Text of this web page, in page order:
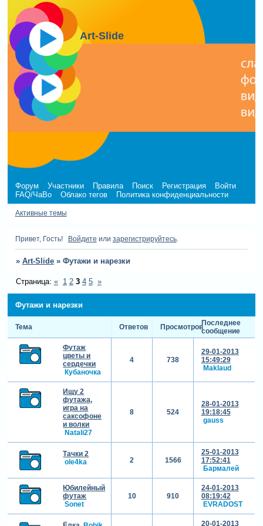
Art-Slide
Форум Участники Правила Поиск Регистрация
Войти
FAQ/ЧаВо
Облако тегов Политика конфиденциальности
Активные темы
Привет, Гость! Войдите или зарегистрируйтесь.
» Art-Slide » Футажи и нарезки
Футажи и нарезки
Страница: « 1 2 3 4 5 »
Тема Ответов ПросмотровПоследнее
сообщение
Футаж
цветы и
сердечки
Кубаночка
4 738
29-01-2013
15:49:29
Maklaud
Ищу 2
футажа,
игра на
саксофоне
и волки
Natali27
8 524
28-01-2013
19:18:45
gauss
Тачки 2
ole4ka
2 1566
25-01-2013
17:52:41
Бармалей
Юбилейный
футаж
Sonet
10 910
24-01-2013
08:19:42
EVRADOST
20-01-2013